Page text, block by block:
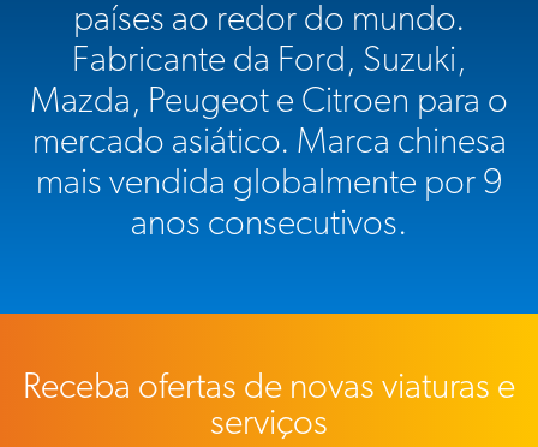
países ao redor do mundo.
Fabricante da Ford, Suzuki,
Mazda, Peugeot e Citroen para o
mercado asiático. Marca chinesa
mais vendida globalmente por 9
anos consecutivos.
Receba ofertas de novas viaturas e
serviços